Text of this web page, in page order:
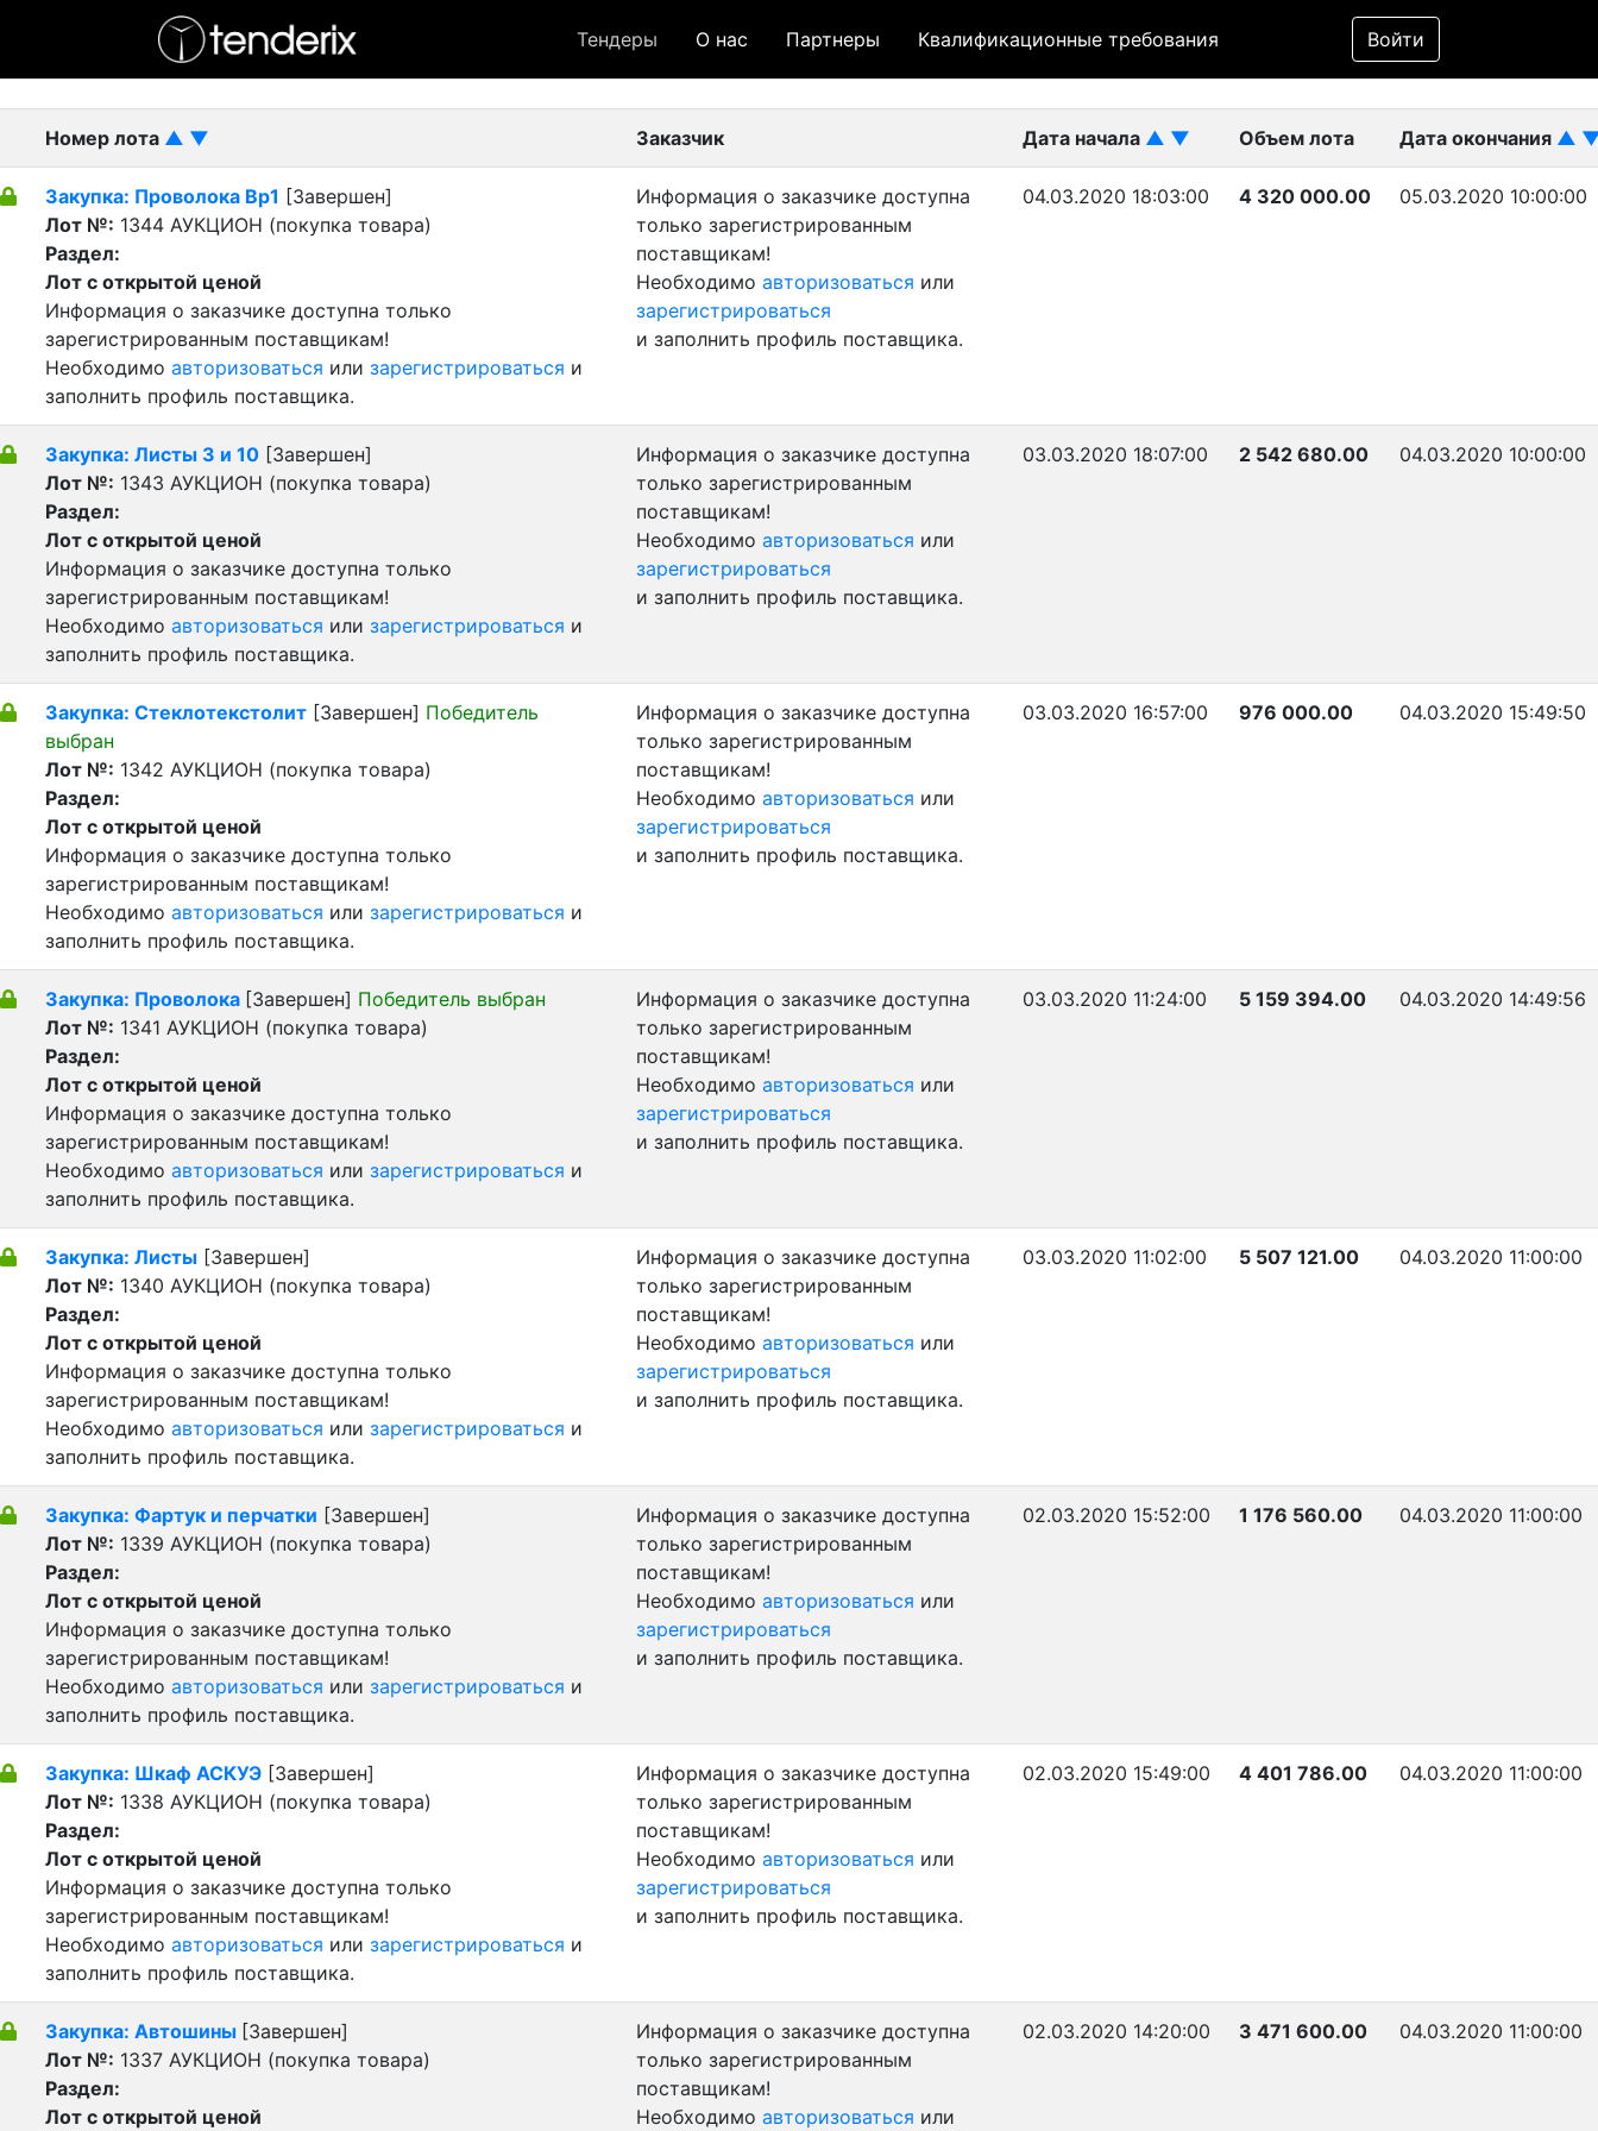
Тендеры О нас Партнеры Квалификационные требования Войти
Фильтр
- Завершенный лот
Номер лота ▲ ▼ Заказчик Дата начала ▲ ▼ Объем лота Дата окончания ▲
Закупка: Проволока Вр1 [Завершен]
Лот №: 1344 АУКЦИОН (покупка товара)
Раздел:
Лот с открытой ценой
Информация о заказчике доступна только
зарегистрированным поставщикам!
Необходимо авторизоваться или зарегистрироваться и
заполнить профиль поставщика.
Информация о заказчике доступна
только зарегистрированным
поставщикам!
Необходимо авторизоваться или
зарегистрироваться
и заполнить профиль поставщика.
04.03.2020 18:03:00 4 320 000.00 05.03.2020 10:00:00
Закупка: Листы 3 и 10 [Завершен]
Лот №: 1343 АУКЦИОН (покупка товара)
Раздел:
Лот с открытой ценой
Информация о заказчике доступна только
зарегистрированным поставщикам!
Необходимо авторизоваться или зарегистрироваться и
заполнить профиль поставщика.
Информация о заказчике доступна
только зарегистрированным
поставщикам!
Необходимо авторизоваться или
зарегистрироваться
и заполнить профиль поставщика.
03.03.2020 18:07:00 2 542 680.00 04.03.2020 10:00:00
Закупка: Стеклотекстолит [Завершен] Победитель
выбран
Лот №: 1342 АУКЦИОН (покупка товара)
Раздел:
Лот с открытой ценой
Информация о заказчике доступна только
зарегистрированным поставщикам!
Необходимо авторизоваться или зарегистрироваться и
заполнить профиль поставщика.
Информация о заказчике доступна
только зарегистрированным
поставщикам!
Необходимо авторизоваться или
зарегистрироваться
и заполнить профиль поставщика.
03.03.2020 16:57:00 976 000.00 04.03.2020 15:49:50
Закупка: Проволока [Завершен] Победитель выбран
Лот №: 1341 АУКЦИОН (покупка товара)
Раздел:
Лот с открытой ценой
Информация о заказчике доступна только
зарегистрированным поставщикам!
Необходимо авторизоваться или зарегистрироваться и
заполнить профиль поставщика.
Информация о заказчике доступна
только зарегистрированным
поставщикам!
Необходимо авторизоваться или
зарегистрироваться
и заполнить профиль поставщика.
03.03.2020 11:24:00 5 159 394.00 04.03.2020 14:49:56
Закупка: Листы [Завершен]
Лот №: 1340 АУКЦИОН (покупка товара)
Раздел:
Лот с открытой ценой
Информация о заказчике доступна только
зарегистрированным поставщикам!
Необходимо авторизоваться или зарегистрироваться и
заполнить профиль поставщика.
Информация о заказчике доступна
только зарегистрированным
поставщикам!
Необходимо авторизоваться или
зарегистрироваться
и заполнить профиль поставщика.
03.03.2020 11:02:00 5 507 121.00 04.03.2020 11:00:00
Закупка: Фартук и перчатки [Завершен]
Лот №: 1339 АУКЦИОН (покупка товара)
Раздел:
Лот с открытой ценой
Информация о заказчике доступна только
зарегистрированным поставщикам!
Необходимо авторизоваться или зарегистрироваться и
заполнить профиль поставщика.
Информация о заказчике доступна
только зарегистрированным
поставщикам!
Необходимо авторизоваться или
зарегистрироваться
и заполнить профиль поставщика.
02.03.2020 15:52:00 1 176 560.00 04.03.2020 11:00:00
Закупка: Шкаф АСКУЭ [Завершен]
Лот №: 1338 АУКЦИОН (покупка товара)
Раздел:
Лот с открытой ценой
Информация о заказчике доступна только
зарегистрированным поставщикам!
Необходимо авторизоваться или зарегистрироваться и
заполнить профиль поставщика.
Информация о заказчике доступна
только зарегистрированным
поставщикам!
Необходимо авторизоваться или
зарегистрироваться
и заполнить профиль поставщика.
02.03.2020 15:49:00 4 401 786.00 04.03.2020 11:00:00
Закупка: Автошины [Завершен]
Лот №: 1337 АУКЦИОН (покупка товара)
Раздел:
Лот с открытой ценой
Информация о заказчике доступна
только зарегистрированным
поставщикам!
Необходимо авторизоваться или
02.03.2020 14:20:00 3 471 600.00 04.03.2020 11:00:00